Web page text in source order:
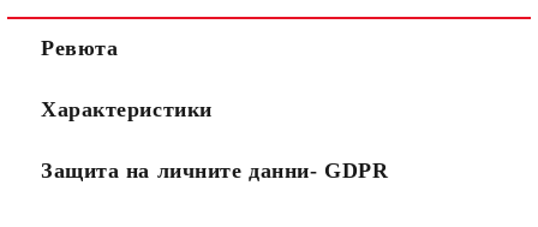
Ние ще се свържем с вас в рамките на работния ден.
Ревюта
Характеристики
Защита на личните данни- GDPR